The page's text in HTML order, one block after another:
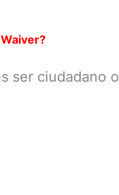
ser ciudadano o